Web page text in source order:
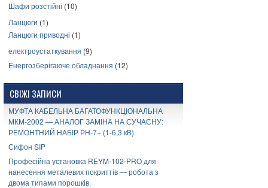
Шафи розстійні (10)
Ланцюги (1)
Ланцюги приводні (1)
електроустаткування (9)
Енергозберігаюче обладнання (12)
СВІЖІ ЗАПИСИ
МУФТА КАБЕЛЬНА БАГАТОФУНКЦІОНАЛЬНА
МКМ-2002 — АНАЛОГ ЗАМІНА НА СУЧАСНУ:
РЕМОНТНИЙ НАБІР РН-7+ (1-6,3 кВ)
Сифон SIP
Професійна установка REYM-102-PRO для
нанесення металевих покриттів — робота з
двома типами порошків.